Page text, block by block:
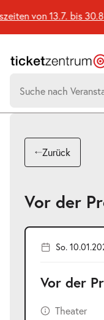
Seiteninhalt
springen
von 13.7. bis
nach:
Suchtreffer:
Zurück
Vor der
So.
Vor der
Theater